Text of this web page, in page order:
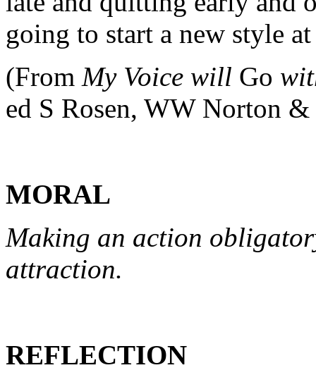
going to start a new style
(From My Voice will Go
ed S Rosen, WW Norton
MORAL
Making an action
attraction.
REFLECTION